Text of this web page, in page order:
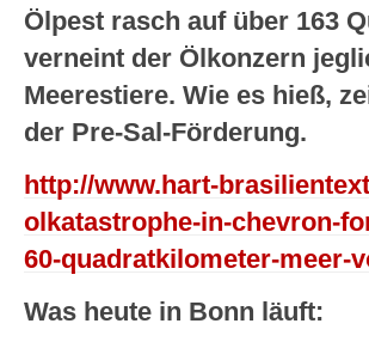
Ölpest rasch auf über 163
verneint der Ölkonzern
Meerestiere. Wie es hieß,
der Pre-Sal-Förderung.
http://www.hart-
olkatastrophe-in-chevron-
60-quadratkilometer-meer-
Was heute in Bonn läuft: